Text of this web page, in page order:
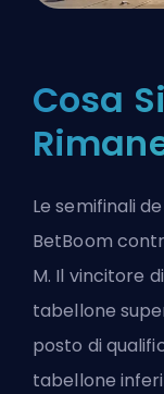
Cosa
Le semifinali
BetBoom
M. Il vincitore
tabellone
posto di
tabellone